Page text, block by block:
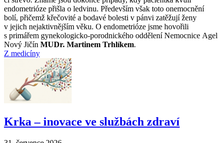
endometrióze přišla o ledvinu. Především však toto onemocnění
bolí, přičemž křečovité a bodavé bolesti v pánvi zatěžují ženy
v jejich nejaktivnějším věku. O endometrióze jsme hovořili
s primářem gynekologicko-porodnického oddělení Nemocnice Agel
Nový Jičín MUDr. Martinem Trhlíkem.
Z medicíny
Krka –⁠ inovace ve službách zdraví